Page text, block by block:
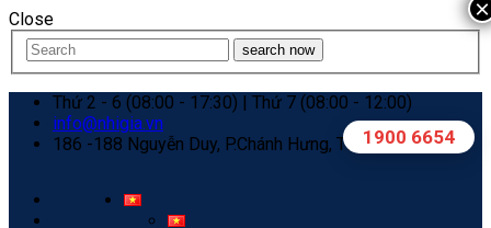
Close
search now
Thứ 2 - 6 (08:00 - 17:30) | Thứ 7 (08:00 - 12:00)
info@nhigia.vn
186 -188 Nguyễn Duy, P.Chánh Hưng, TP. Hồ Chí Minh
1900 6654
×